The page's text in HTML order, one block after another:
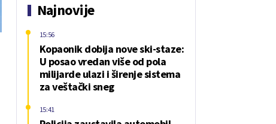
Najnovije
Kopaonik dobija nove ski-staze:
U posao vredan više od pola
milijarde ulazi i širenje sistema
za veštački sneg
15:56
15:41